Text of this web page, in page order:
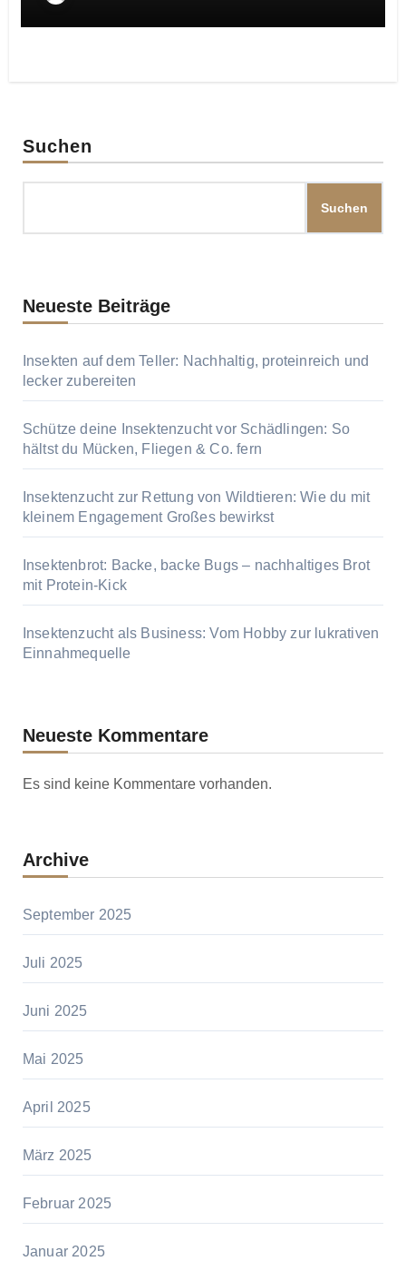
Suchen
Suchen
Neueste Beiträge
Insekten auf dem Teller: Nachhaltig, proteinreich und
lecker zubereiten
Schütze deine Insektenzucht vor Schädlingen: So
hältst du Mücken, Fliegen & Co. fern
Insektenzucht zur Rettung von Wildtieren: Wie du mit
kleinem Engagement Großes bewirkst
Insektenbrot: Backe, backe Bugs – nachhaltiges Brot
mit Protein-Kick
Insektenzucht als Business: Vom Hobby zur lukrativen
Einnahmequelle
Neueste Kommentare
Es sind keine Kommentare vorhanden.
Archive
September 2025
Juli 2025
Juni 2025
Mai 2025
April 2025
März 2025
Februar 2025
Januar 2025